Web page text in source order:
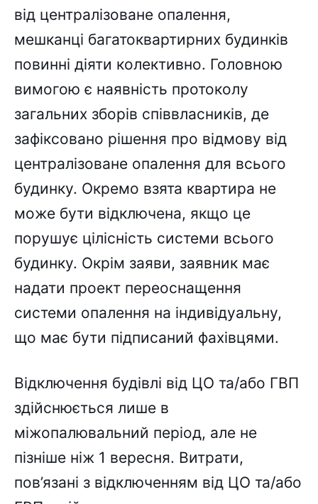
від централізоване опалення,
мешканці багатоквартирних будинків
повинні діяти колективно. Головною
вимогою є наявність протоколу
загальних зборів співвласників, де
зафіксовано рішення про відмову від
централізоване опалення для всього
будинку. Окремо взята квартира не
може бути відключена, якщо це
порушує цілісність системи всього
будинку. Окрім заяви, заявник має
надати проект переоснащення
системи опалення на індивідуальну,
що має бути підписаний фахівцями.
Відключення будівлі від ЦО та/або ГВП
здійснюється лише в
міжопалювальний період, але не
пізніше ніж 1 вересня. Витрати,
пов’язані з відключенням від ЦО та/або